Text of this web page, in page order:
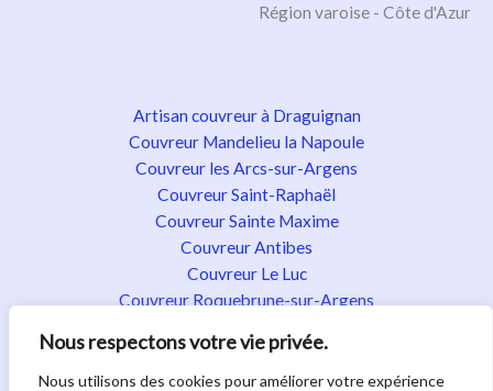
Nous respectons votre vie privée.
Nous utilisons des cookies pour améliorer votre expérience
Région varoise - Côte d'Azur
Artisan couvreur à Draguignan
Couvreur Mandelieu la Napoule
Couvreur les Arcs-sur-Argens
Couvreur Saint-Raphaël
Couvreur Sainte Maxime
Couvreur Antibes
Couvreur Le Luc
Couvreur Roquebrune-sur-Argens
Couvreur Fayence
Couvreur Flayosc